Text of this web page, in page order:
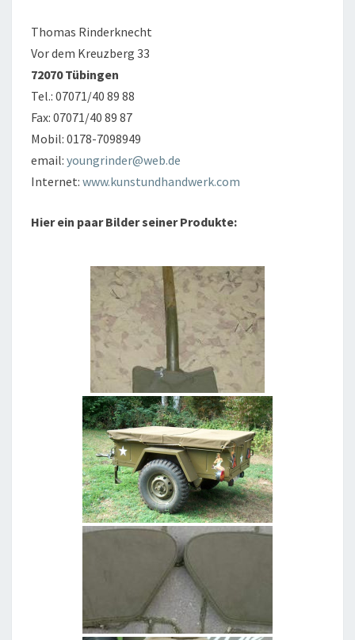
Thomas Rinderknecht
Vor dem Kreuzberg 33
72070 Tübingen
Tel.: 07071/40 89 88
Fax: 07071/40 89 87
Mobil: 0178-7098949
email: youngrinder@web.de
Internet: www.kunstundhandwerk.com
Hier ein paar Bilder seiner Produkte: